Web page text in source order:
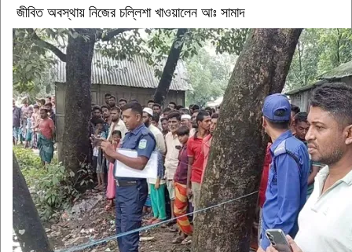
জীবিত অবস্থায় নিজের চল্লিশা খাওয়ালেন আঃ সামাদ